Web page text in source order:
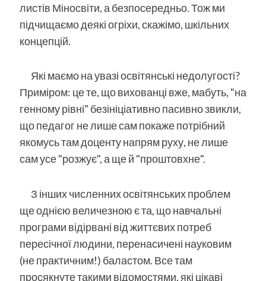
листів Міносвіти, а безпосередньо. Тож ми
підчищаємо деякі огріхи, скажімо, шкільних
концепцій.
Які маємо на увазі освітянські недолугості?
Приміром: це те, що вихованці вже, мабуть, "на
генному рівні" безініціативно пасивно звикли,
що педагог не лише сам покаже потрібний
якомусь там доценту напрям руху, не лише
сам усе "розжує", а ще й "проштовхне".
З інших численних освітянських проблем
ще однією величезною є та, що навчальні
програми відірвані від життєвих потреб
пересічної людини, перенасичені науковим
(не практичним!) баластом. Все там
просякнуте такими відомостями, які цікаві